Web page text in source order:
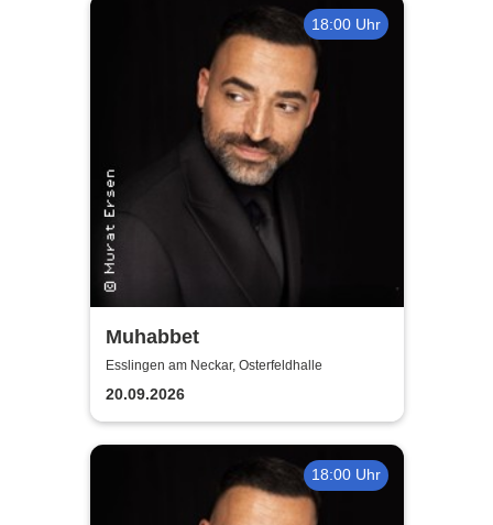
18:00 Uhr
Muhabbet
Esslingen am Neckar, Osterfeldhalle
20.09.2026
18:00 Uhr